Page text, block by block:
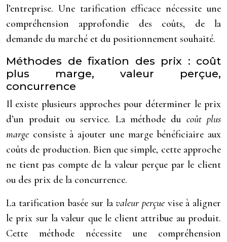
l’entreprise. Une tarification efficace nécessite une
compréhension approfondie des coûts, de la
demande du marché et du positionnement souhaité.
Méthodes de fixation des prix : coût
plus marge, valeur perçue,
concurrence
Il existe plusieurs approches pour déterminer le prix
d’un produit ou service. La méthode du coût plus
marge consiste à ajouter une marge bénéficiaire aux
coûts de production. Bien que simple, cette approche
ne tient pas compte de la valeur perçue par le client
ou des prix de la concurrence.
La tarification basée sur lavaleur perçue vise à aligner
le prix sur la valeur que le client attribue au produit.
Cette méthode nécessite une compréhension